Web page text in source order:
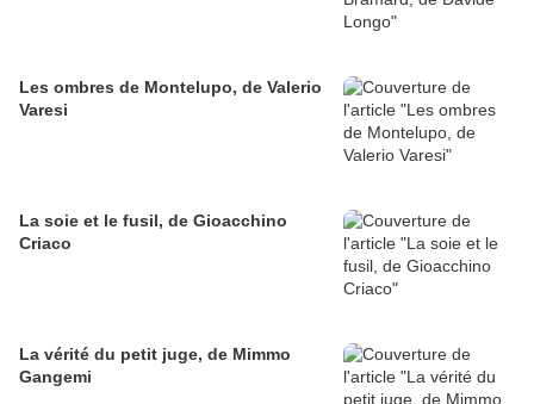
Les ombres de Montelupo, de Valerio
Varesi
La soie et le fusil, de Gioacchino
Criaco
La vérité du petit juge, de Mimmo
Gangemi